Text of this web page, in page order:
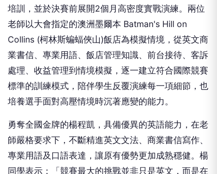
培訓，並於決賽前展開2個月高密度實戰演練。兩位
老師以大會指定的澳洲墨爾本 Batman's Hill on
Collins (柯林斯蝙蝠俠山)飯店為模擬情境，從英文商
業書信、專業用語、飯店管理知識、前台接待、客訴
處理、收益管理到情境模擬，逐一建立符合國際競賽
標準的訓練模式，陪伴學生反覆演練每一項細節，也
培養選手面對高壓情境時沉著應變的能力。
勇奪全國金牌的楊程凱，具備優異的英語能力，在老
師嚴格要求下，不斷精進英文文法、商業書信寫作、
專業用語及口語表達，讓原有優勢更加成熟穩健。楊
同學表示：「競賽最大的挑戰並非只是英文，而是在